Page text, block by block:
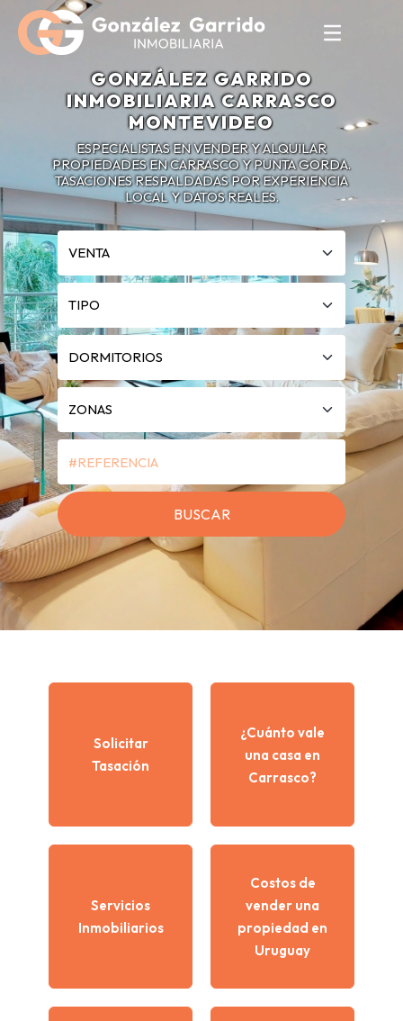
GONZÁLEZ GARRIDO
INMOBILIARIA CARRASCO
MONTEVIDEO
ESPECIALISTAS EN VENDER Y ALQUILAR
PROPIEDADES EN CARRASCO Y PUNTA GORDA.
TASACIONES RESPALDADAS POR EXPERIENCIA
LOCAL Y DATOS REALES.
Solicitar
Tasación
¿Cuánto vale
una casa en
Carrasco?
Servicios
Inmobiliarios
Costos de
vender una
propiedad en
Uruguay